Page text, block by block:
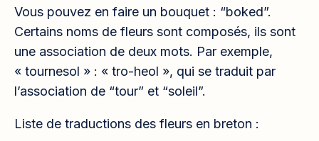
Vous pouvez en faire un bouquet : “boked”.
Certains noms de fleurs sont composés, ils sont
une association de deux mots. Par exemple,
« tournesol » : « tro-heol », qui se traduit par
l’association de “tour” et “soleil”.
Liste de traductions des fleurs en breton :